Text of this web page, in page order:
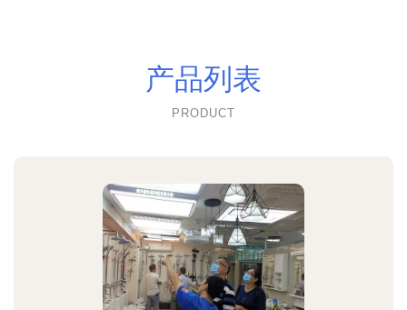
产品列表
PRODUCT